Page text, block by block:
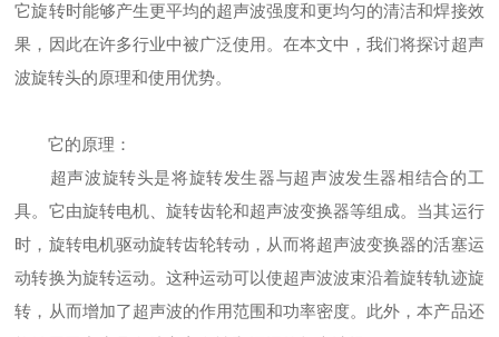
它旋转时能够产生更平均的超声波强度和更均匀的清洁和焊接效
果，因此在许多行业中被广泛使用。在本文中，我们将探讨超声
波旋转头的原理和使用优势。
它的原理：
超声波旋转头是将旋转发生器与超声波发生器相结合的工
具。它由旋转电机、旋转齿轮和超声波变换器等组成。当其运行
时，旋转电机驱动旋转齿轮转动，从而将超声波变换器的活塞运
动转换为旋转运动。这种运动可以使超声波波束沿着旋转轨迹旋
转，从而增加了超声波的作用范围和功率密度。此外，本产品还